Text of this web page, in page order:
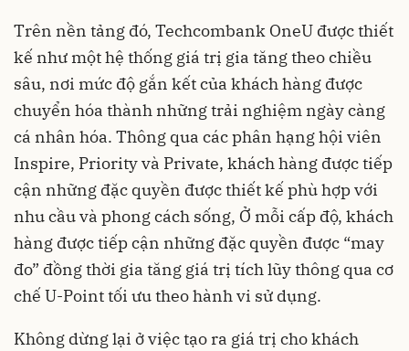
Trên nền tảng đó, Techcombank OneU được thiết
kế như một hệ thống giá trị gia tăng theo chiều
sâu, nơi mức độ gắn kết của khách hàng được
chuyển hóa thành những trải nghiệm ngày càng
cá nhân hóa. Thông qua các phân hạng hội viên
Inspire, Priority và Private, khách hàng được tiếp
cận những đặc quyền được thiết kế phù hợp với
nhu cầu và phong cách sống, Ở mỗi cấp độ, khách
hàng được tiếp cận những đặc quyền được “may
đo” đồng thời gia tăng giá trị tích lũy thông qua cơ
chế U-Point tối ưu theo hành vi sử dụng.
Không dừng lại ở việc tạo ra giá trị cho khách